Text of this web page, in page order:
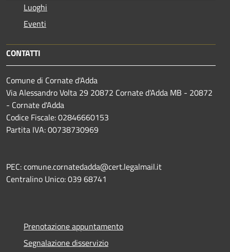
Luoghi
Eventi
CONTATTI
Comune di Cornate d'Adda
Via Alessandro Volta 29 20872 Cornate d'Adda MB - 20872
- Cornate d'Adda
Codice Fiscale: 02846660153
Partita IVA: 00738730969
PEC: comune.cornatedadda@cert.legalmail.it
Centralino Unico: 039 68741
Prenotazione appuntamento
Segnalazione disservizio